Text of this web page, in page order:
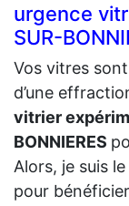
urgence
SUR-
Vos vitres
d’une
vitrier
BONNIERES
Alors, je suis
pour bénéficier